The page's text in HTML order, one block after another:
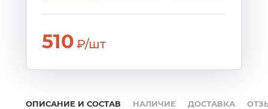
510₽/шт
ОПИСАНИЕ И СОСТАВ НАЛИЧИЕ ДОСТАВКА